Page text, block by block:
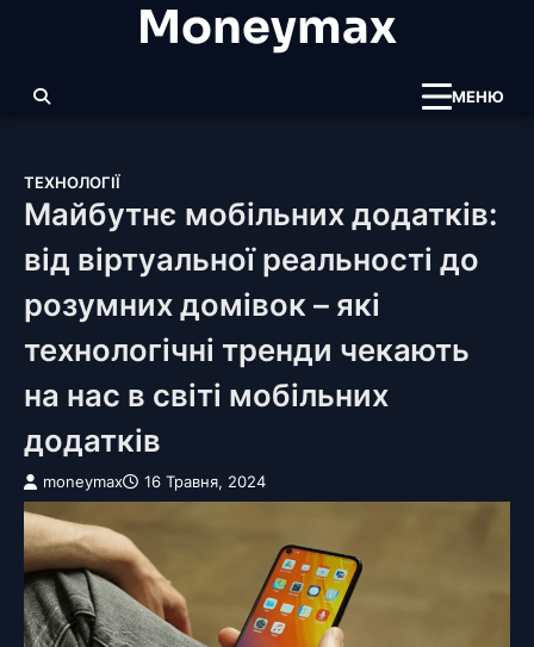
Moneymax
МЕНЮ
ТЕХНОЛОГІЇ
Майбутнє мобільних додатків:
від віртуальної реальності до
розумних домівок – які
технологічні тренди чекають
на нас в світі мобільних
додатків
moneymax 16 Травня, 2024